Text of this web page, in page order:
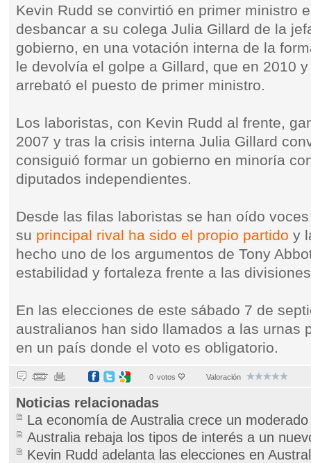
Kevin Rudd se convirtió en primer ministro
desbancar a su colega Julia Gillard de la
gobierno, en una votación interna de la
le devolvía el golpe a Gillard, que en 2010
arrebató el puesto de primer ministro.
Los laboristas, con Kevin Rudd al frente,
2007 y tras la crisis interna Julia Gillard
consiguió formar un gobierno en minoría
diputados independientes.
Desde las filas laboristas se han oído
su principal rival ha sido el propio partido y
hecho uno de los argumentos de Tony
estabilidad y fortaleza frente a las
En las elecciones de este sábado 7 de
australianos han sido llamados a las urnas
en un país donde el voto es obligatorio.
0 votos Valoración
Noticias relacionadas
La economía de Australia crece un
Australia rebaja los tipos de interés a un
Kevin Rudd adelanta las elecciones en